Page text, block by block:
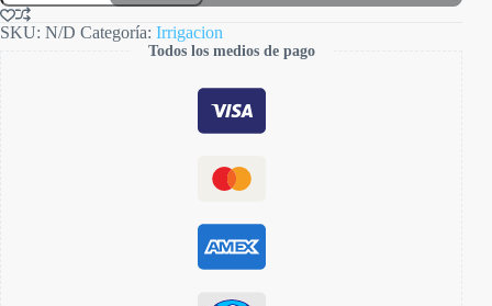
Clorhexidina
cantidad
SKU: N/D Categoría: Irrigacion
Todos los medios de pago